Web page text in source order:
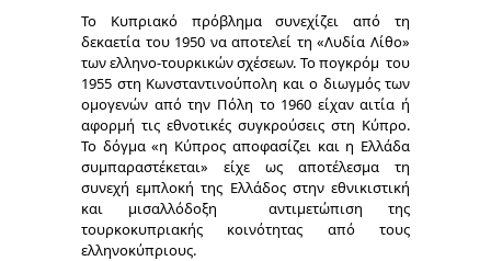
Το Κυπριακό πρόβλημα συνεχίζει από τη
δεκαετία του 1950 να αποτελεί τη «Λυδία Λίθο»
των ελληνο-τουρκικών σχέσεων. Το πογκρόμ του
1955 στη Κωνσταντινούπολη και ο διωγμός των
ομογενών από την Πόλη το 1960 είχαν αιτία ή
αφορμή τις εθνοτικές συγκρούσεις στη Κύπρο.
Το δόγμα «η Κύπρος αποφασίζει και η Ελλάδα
συμπαραστέκεται» είχε ως αποτέλεσμα τη
συνεχή εμπλοκή της Ελλάδος στην εθνικιστική
και μισαλλόδοξη αντιμετώπιση της
τουρκοκυπριακής κοινότητας από τους
ελληνοκύπριους.